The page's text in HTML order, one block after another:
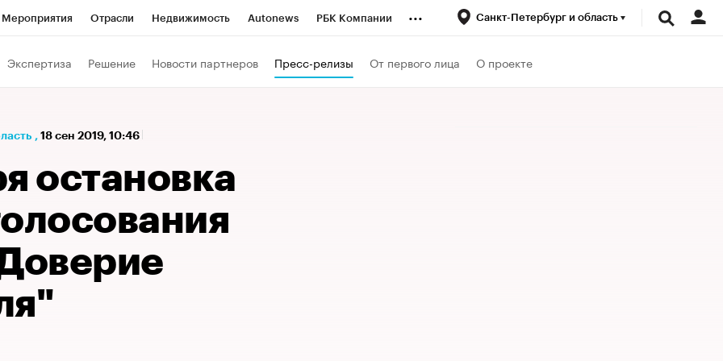
Мероприятия Отрасли Недвижимость Autonews РБК Компании ... Санкт-Петербург и область
Экспертиза Решение Новости партнеров Пресс-релизы От первого лица О проекте
, 18 сен 2019, 10:46
остановка